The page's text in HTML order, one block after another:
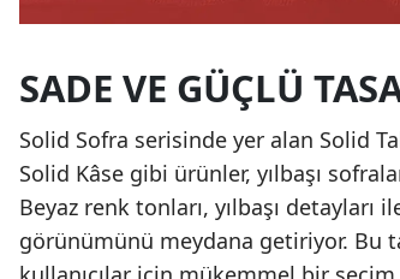
SADE VE GÜÇLÜ
Solid Sofra serisinde yer alan Solid
Solid Kâse gibi ürünler, yılbaşı
Beyaz renk tonları, yılbaşı
görünümünü meydana getiriyor. Bu